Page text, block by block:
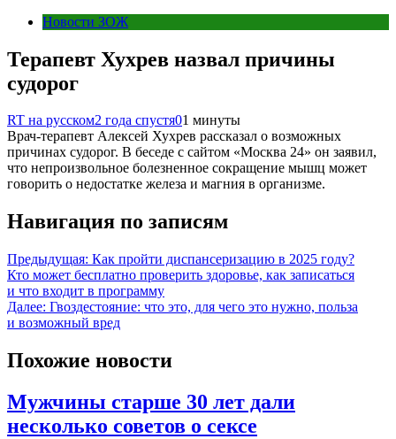
Новости ЗОЖ
Терапевт Хухрев назвал причины
судорог
RT на русском2 года спустя01 минуты
Врач-терапевт Алексей Хухрев рассказал о возможных
причинах судорог. В беседе с сайтом «Москва 24» он заявил,
что непроизвольное болезненное сокращение мышц может
говорить о недостатке железа и магния в организме.
Навигация по записям
Предыдущая: Как пройти диспансеризацию в 2025 году?
Кто может бесплатно проверить здоровье, как записаться
и что входит в программу
Далее: Гвоздестояние: что это, для чего это нужно, польза
и возможный вред
Похожие новости
Мужчины старше 30 лет дали
несколько советов о сексе